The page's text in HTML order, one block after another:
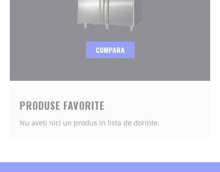
CUMPARA
PRODUSE FAVORITE
Nu aveti nici un produs in lista de dorinte.